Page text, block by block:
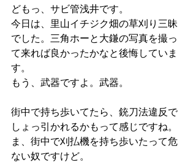
どもっ、サビ管浅井です。
今日は、里山イチジク畑の草刈り三昧
でした。三角ホーと大鎌の写真を撮っ
て来れば良かったかなと後悔していま
す。
もう、武器ですよ。武器。
街中で持ち歩いてたら、銃刀法違反で
しょっ引かれるかもって感じですね。
ま、街中で刈払機を持ち歩いたって危
ない奴ですけど。